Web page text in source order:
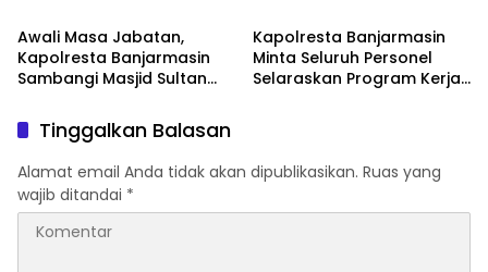
Awali Masa Jabatan,
Kapolresta Banjarmasin
Sambangi Masjid Sultan
Kapolresta Banjarmasin
Minta Seluruh Personel
Selaraskan Program Kerja
Tinggalkan Balasan
Alamat email Anda tidak akan dipublikasikan. Ruas yang
wajib ditandai *